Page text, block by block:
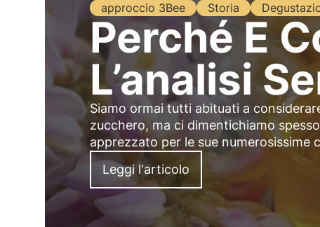
approccio 3Bee Storia
Perché E
L’analisi
Siamo ormai tutti abituati a
zucchero, ma ci dimentichiamo
apprezzato per le sue numerosissime
Leggi l'articolo